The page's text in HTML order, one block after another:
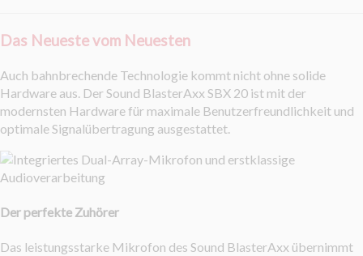
Das Neueste vom Neuesten
Auch bahnbrechende Technologie kommt nicht ohne solide
Hardware aus. Der Sound BlasterAxx SBX 20 ist mit der
modernsten Hardware für maximale Benutzerfreundlichkeit und
optimale Signalübertragung ausgestattet.
Der perfekte Zuhörer
Das leistungsstarke Mikrofon des Sound BlasterAxx übernimmt